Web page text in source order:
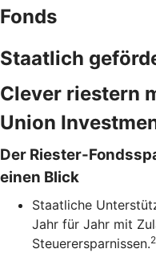
Fonds
Staatlich
Clever riestern
Union
Der Riester-
einen Blick
Staatliche
Jahr für Jahr mit
Steuerersparnissen.2